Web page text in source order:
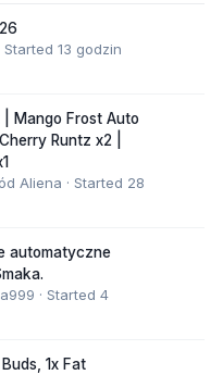
Started 13 godzin
| Mango Frost Auto
Runtz x2 |
Aliena · Started 28
automatyczne
· Started 4
1x Fat